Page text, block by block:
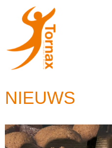
NIEUWS